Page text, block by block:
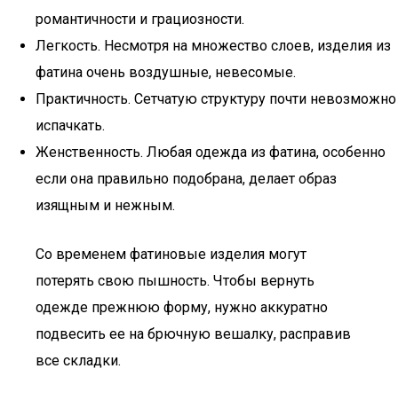
романтичности и грациозности.
Легкость. Несмотря на множество слоев, изделия из
фатина очень воздушные, невесомые.
Практичность. Сетчатую структуру почти невозможно
испачкать.
Женственность. Любая одежда из фатина, особенно
если она правильно подобрана, делает образ
изящным и нежным.
Со временем фатиновые изделия могут
потерять свою пышность. Чтобы вернуть
одежде прежнюю форму, нужно аккуратно
подвесить ее на брючную вешалку, расправив
все складки.